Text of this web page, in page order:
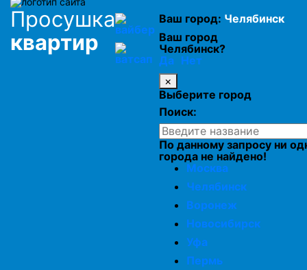
Откачка воды из подвалов и цоколей
Сушка натяжного потолка
Просушка бетонных потолков
Осушение хранилищ и складов
Просушка
квартир
Ваш город: Челябинск
Ваш город
Челябинск?
Да Нет
×
Выберите город
Поиск:
По данному запросу ни
города не найдено!
Москва
Челябинск
Воронеж
Новосибирск
Уфа
Пермь